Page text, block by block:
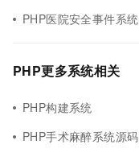
PHP医院安全事件系统
PHP更多系统相关
PHP构建系统
PHP手术麻醉系统源码